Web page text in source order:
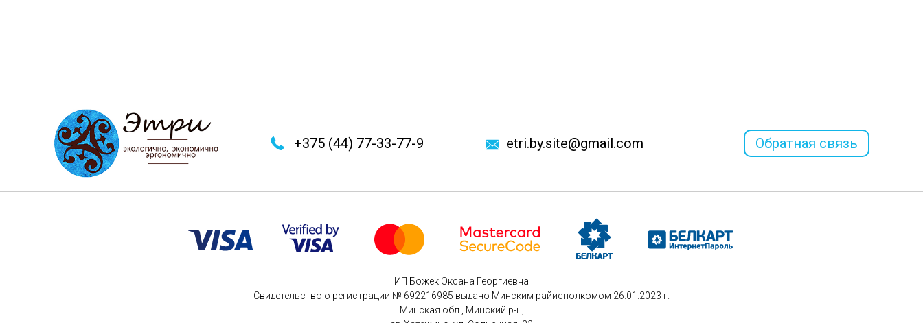
+375 (44) 77-33-77-9 etri.by.site@gmail.com Обратная связь
ИП Божек Оксана Георгиевна
Свидетельство о регистрации № 692216985 выдано Минским райисполкомом 26.01.2023 г.
Минская обл., Минский р-н,